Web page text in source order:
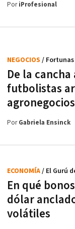
De la
futbolistas
agronegocios
NEGOCIOS /
PorGabriela Ensinck
En qué
dólar
volátiles
ECONOMÍA/ El Gurú
PoriProfesional